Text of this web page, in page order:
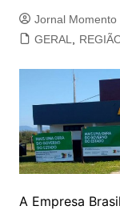
Jornal Momento
GERAL
A Empresa